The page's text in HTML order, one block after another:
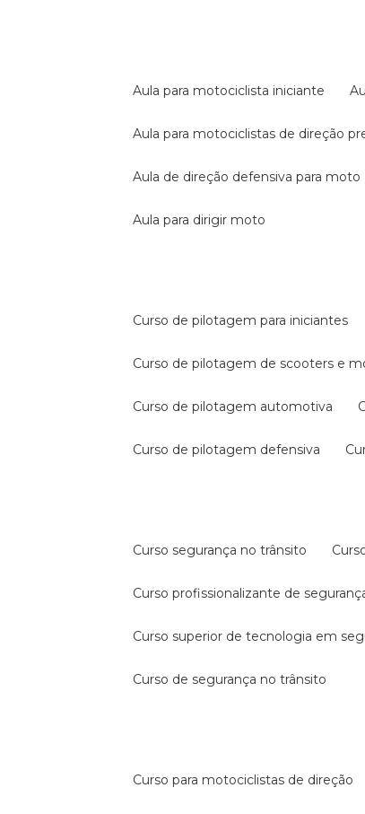
aula para motociclista iniciante
aula para motociclistas de direção
aula de direção defensiva para moto
aula para dirigir moto
curso de pilotagem para iniciantes
curso de pilotagem de scooters e
curso de pilotagem automotiva
curso de pilotagem defensiva
curso segurança no trânsito
curso profissionalizante de
curso superior de tecnologia em
curso de segurança no trânsito
curso para motociclistas de direção